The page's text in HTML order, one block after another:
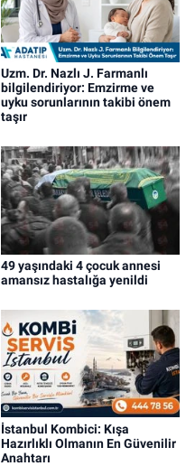
Uzm. Dr. Nazlı J. Farmanlı
bilgilendiriyor: Emzirme ve
uyku sorunlarının takibi önem
taşır
49 yaşındaki 4 çocuk annesi
amansız hastalığa yenildi
İstanbul Kombici: Kışa
Hazırlıklı Olmanın En Güvenilir
Anahtarı